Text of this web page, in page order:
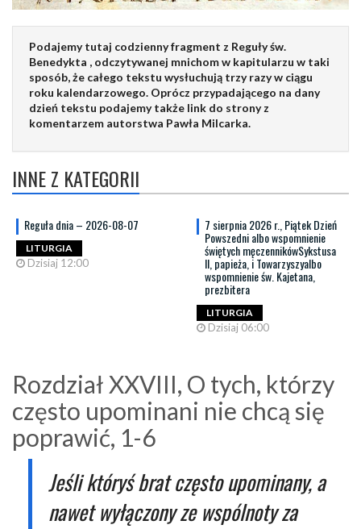
Podajemy tutaj codzienny fragment z Reguły św.
Benedykta , odczytywanej mnichom w kapitularzu w taki
sposób, że całego tekstu wysłuchują trzy razy w ciągu
roku kalendarzowego. Oprócz przypadającego na dany
dzień tekstu podajemy także link do strony z
komentarzem autorstwa Pawła Milcarka.
INNE Z KATEGORII
Reguła dnia – 2026-08-07
LITURGIA
Dzisiaj 12:00
7 sierpnia 2026 r., Piątek Dzień
Powszedni albo wspomnienie
świętych męczennikówSykstusa
II, papieża, i Towarzyszyalbo
wspomnienie św. Kajetana,
prezbitera
LITURGIA
Dzisiaj 06:00
Rozdział XXVIII, O tych, którzy
często upominani nie chcą się
poprawić, 1-6
Jeśli któryś brat często upominany, a
nawet wyłączony ze wspólnoty za